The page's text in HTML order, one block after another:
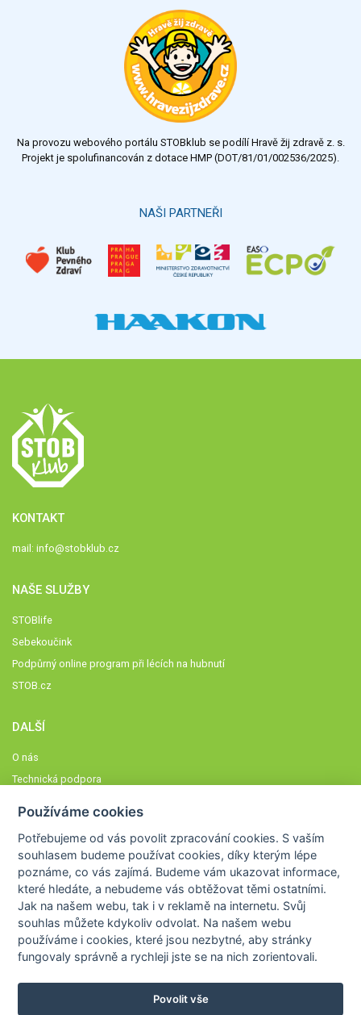
Výsledky Všechny ankety
Na provozu webového portálu STOBklub se podílí Hravě žij zdravě z. s.
Projekt je spolufinancován z dotace HMP (DOT/81/01/002536/2025).
NAŠI PARTNEŘI
KONTAKT
mail: info@stobklub.cz
NAŠE SLUŽBY
STOBlife
Sebekoučink
Podpůrný online program při lécích na hubnutí
STOB.cz
DALŠÍ
O nás
Technická podpora
Členové STOBklubu
Zásady nakládání s osobními údaji
Otestujte se
Spočítejte si
Výzva 52
Používáme cookies
Potřebujeme od vás povolit zpracování cookies. S vaším
souhlasem budeme používat cookies, díky kterým lépe
poznáme,co vás zajímá. Budeme vám ukazovat informace,
které hledáte, a nebudeme vás obtěžovat těmi ostatními.
Jak na našem webu, tak i v reklamě na internetu. Svůj
souhlas můžete kdykoliv odvolat. Na našem webu
používáme i cookies, které jsou nezbytné, aby stránky
fungovaly správně a rychleji jste se na nich zorientovali.
Povolit vše